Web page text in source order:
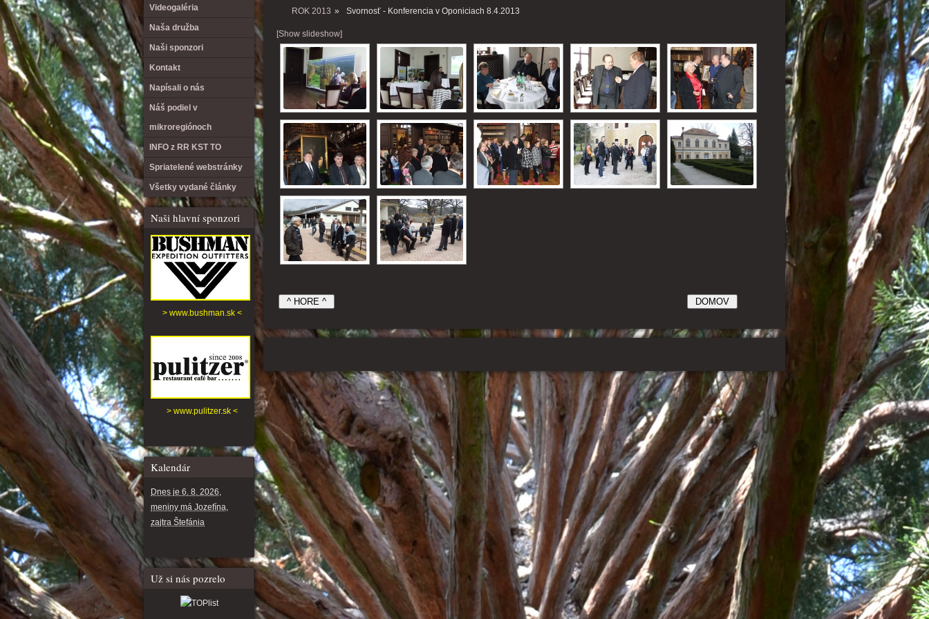
ROK 2013 » Svornosť - Konferencia v Oponiciach 8.4.2013
[Show slideshow]
Videogaléria
Naša družba
Naši sponzori
Kontakt
Napísali o nás
Náš podiel v
mikroregiónoch
INFO z RR KST TO
Spriatelené webstránky
Všetky vydané články
Naši hlavní sponzori
> www.bushman.sk <
> www.pulitzer.sk <
Kalendár
Dnes je 6. 8. 2026,
meniny má Jozefína,
zajtra Štefánia
Už si nás pozrelo